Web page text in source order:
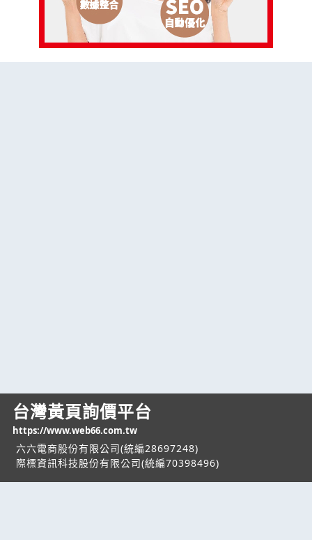
台灣黃頁詢價平台
https://www.web66.com.tw
六六電商股份有限公司(統編28697248)
際標資訊科技股份有限公司(統編70398496)